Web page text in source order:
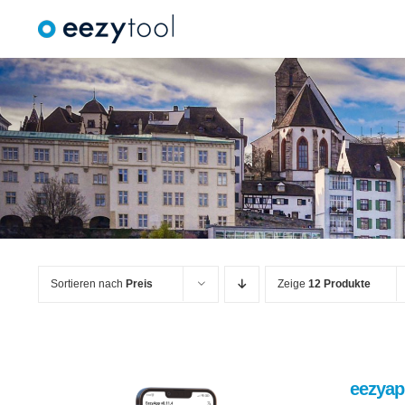
springen
Sortieren nach Preis Zeige 12 Produkte